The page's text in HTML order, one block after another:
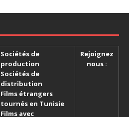
Sociétés de
production
Sociétés de
distribution
Films étrangers
tournés en Tunisie
Films avec
Rejoignez
nous :